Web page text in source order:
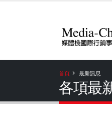
首頁 最新訊息
各項最